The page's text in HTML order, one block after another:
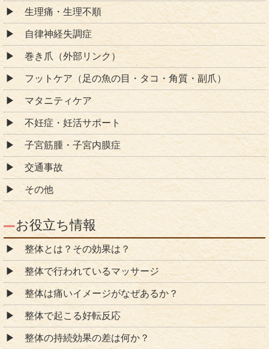
生理痛・生理不順
自律神経失調症
巻き爪（外部リンク）
フットケア（足の魚の目・タコ・角質・副爪）
マタニティケア
不妊症・妊活サポート
子宮筋腫・子宮内膜症
交通事故
その他
お役立ち情報
整体とは？その効果は？
整体で行われているマッサージ
整体は痛いイメージがなぜあるか？
整体で起こる好転反応
整体の持続効果の差は何か？